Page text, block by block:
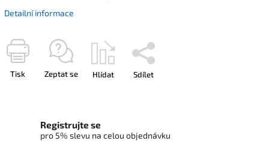
Detailní informace
Tisk Zeptat se Hlídat Sdílet
Registrujte se
pro 5% slevu na celou objednávku